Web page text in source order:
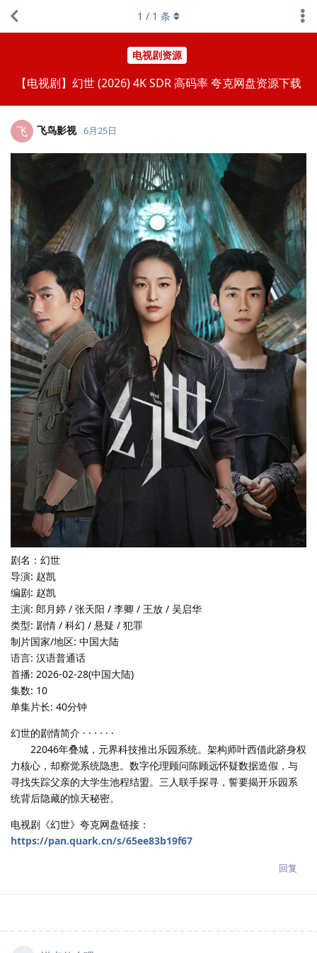
电视剧资源
【电视剧】幻世 (2026) 4K SDR 高码率 夸克网盘资源下载
1 / 1 条
飞 飞鸟影视 6月25日
剧名：幻世
导演: 赵凯
编剧: 赵凯
主演: 郎月婷 / 张天阳 / 李卿 / 王放 / 吴启华
类型: 剧情 / 科幻 / 悬疑 / 犯罪
制片国家/地区: 中国大陆
语言: 汉语普通话
首播: 2026-02-28(中国大陆)
集数: 10
单集片长: 40分钟
幻世的剧情简介 · · · · · ·
22046年叠城，元界科技推出乐园系统。架构师叶西借此跻身权
力核心，却察觉系统隐患。数字伦理顾问陈顾远怀疑数据造假，与
寻找失踪父亲的大学生池程结盟。三人联手探寻，誓要揭开乐园系
统背后隐藏的惊天秘密。
电视剧《幻世》夸克网盘链接：
https://pan.quark.cn/s/65ee83b19f67
回复